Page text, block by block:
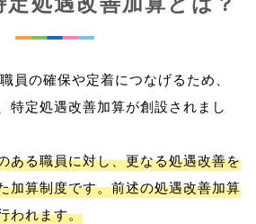
員の確保や定着につなげるため、
特定処遇改善加算が創設されまし
ある職員に対し、更なる処遇改善を
加算制度です。前述の処遇改善加算
われます。